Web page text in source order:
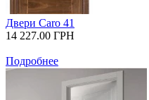
Двери Caro 41
14 227.00 ГРН
Подробнее